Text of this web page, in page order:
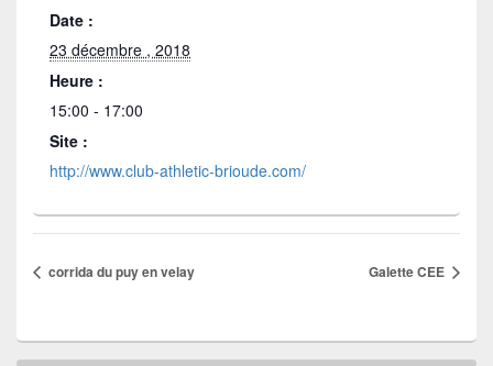
Date :
23 décembre , 2018
Heure :
15:00 - 17:00
Site :
http://www.club-athletic-brioude.com/
corrida du puy en velay Galette CEE